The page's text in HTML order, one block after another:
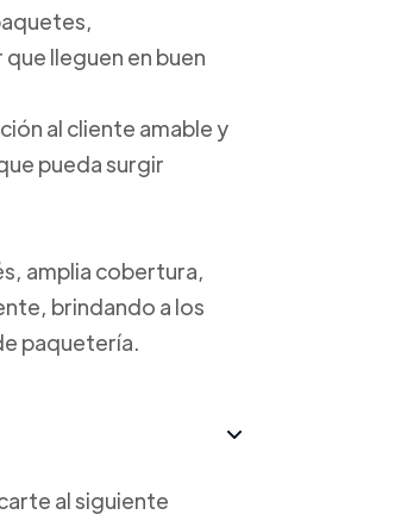
lleguen en buen
al cliente amable y
pueda surgir
amplia cobertura,
brindando a los
paquetería.
al siguiente